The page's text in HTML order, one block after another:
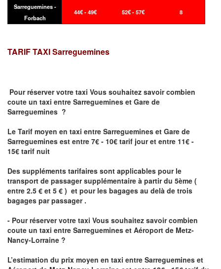
Sarreguemines -
Forbach
44€ - 49€ 52€ - 57€ 8
TARIF TAXISarreguemines
Pour réserver votre taxi Vous souhaitez savoircombien
coute un taxi entre Sarreguemines et Gare de
Sarreguemines ?
Le Tarif moyen en taxi entre Sarreguemines et Gare de
Sarreguemines est entre 7€ - 10€ tarif jour et entre 11€ -
15€ tarif nuit
Des suppléments tarifaires sont applicables pour le
transport de passager supplémentaire à partir du 5ème (
entre 2.5 € et 5 € ) et pour les bagages au delà de trois
bagages par passager .
- Pour réserver votre taxi Vous souhaitez savoircombien
coute un taxi entre Sarreguemines et Aéroport de Metz-
Nancy-Lorraine ?
L’estimation du prix moyen en taxi entre Sarreguemines et